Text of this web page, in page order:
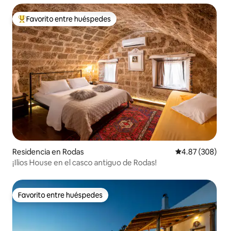
De los mejores en Favorito entre huéspedes
Favorito entre huéspedes
Residencia en Rodas Calificación
4.87 (308)
¡Ilios House en el casco antiguo de Rodas!
Favorito entre huéspedes
Favorito entre huéspedes